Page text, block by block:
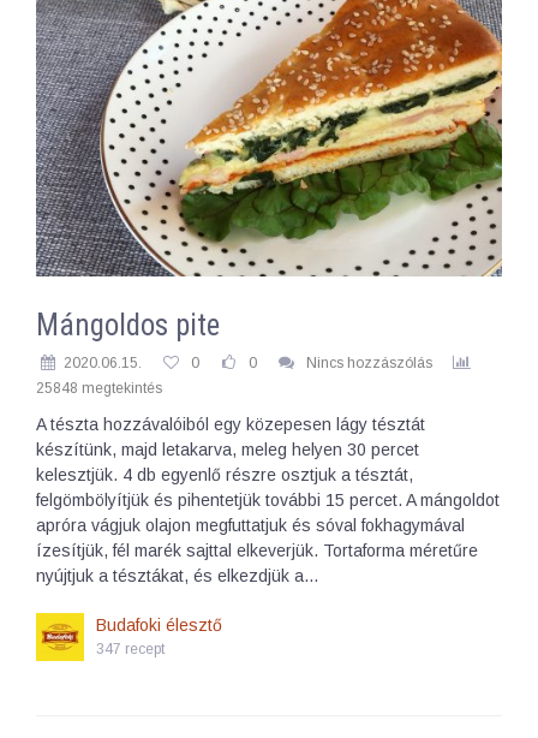
Mángoldos pite
2020.06.15. 0 0
Nincs hozzászólás
25848 megtekintés
A tészta hozzávalóiból egy közepesen lágy tésztát
készítünk, majd letakarva, meleg helyen 30 percet
kelesztjük. 4 db egyenlő részre osztjuk a tésztát,
felgömbölyítjük és pihentetjük további 15 percet. A mángoldot
apróra vágjuk olajon megfuttatjuk és sóval fokhagymával
ízesítjük, fél marék sajttal elkeverjük. Tortaforma méretűre
nyújtjuk a tésztákat, és elkezdjük a…
Budafoki élesztő
347 recept